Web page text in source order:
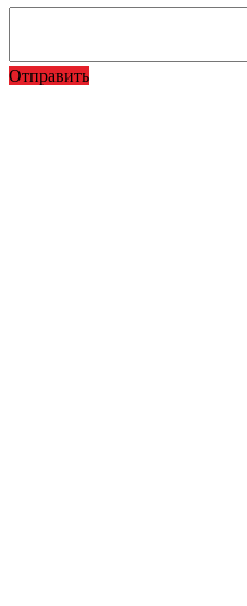
Отправить